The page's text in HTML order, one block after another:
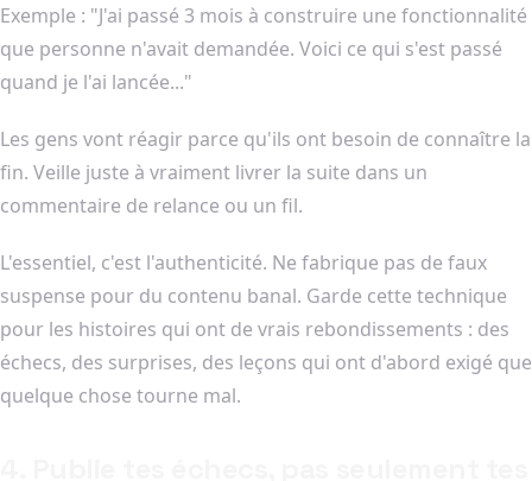
Exemple : "J'ai passé 3 mois à construire une fonctionnalité
que personne n'avait demandée. Voici ce qui s'est passé
quand je l'ai lancée..."
Les gens vont réagir parce qu'ils ont besoin de connaître la
fin. Veille juste à vraiment livrer la suite dans un
commentaire de relance ou un fil.
L'essentiel, c'est l'authenticité. Ne fabrique pas de faux
suspense pour du contenu banal. Garde cette technique
pour les histoires qui ont de vrais rebondissements : des
échecs, des surprises, des leçons qui ont d'abord exigé que
quelque chose tourne mal.